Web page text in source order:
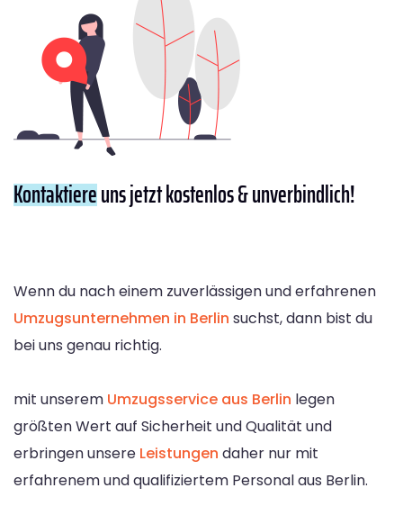
Kontaktiereuns jetzt kostenlos & unverbindlich!
Wenn du nach einem zuverlässigen und erfahrenen
Umzugsunternehmen in Berlin suchst, dann bist du
bei uns genau richtig.
mit unserem Umzugsservice aus Berlin legen
größten Wert auf Sicherheit und Qualität und
erbringen unsere Leistungen daher nur mit
erfahrenem und qualifiziertem Personal aus Berlin.